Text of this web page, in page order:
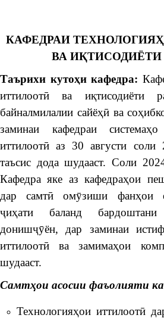
КАФЕДРАИ ТЕХНОЛОГИЯҲ
ВА ИҚТИСОДИЁТИ
Таърихи кутоҳи кафедра:
иттилоотӣ ва иқтисодиёти
байналмилалии сайёҳӣ ва
заминаи кафедраи
иттилоотӣ аз 30 августи
таъсис дода шудааст. Соли
Кафедра яке аз кафедраҳои
дар самтӣ омӯзиши фанҳои
ҷиҳати баланд
донишҷӯён, дар заминаи
иттилоотӣ ва замимаҳои
шудааст.
Самтҳои асосии фаъолияти
Технологияҳои иттилоотӣ